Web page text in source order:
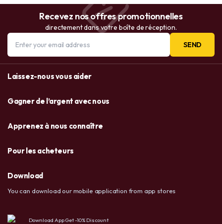
Recevez nos offres promotionnelles
directement dans votre boîte de réception.
SEND
Laissez-nous vous aider
Gagner de l’argent avec nous
Apprenez à nous connaître
Pour les acheteurs
Download
You can download our mobile application from app stores
Download App Get -10% Discount